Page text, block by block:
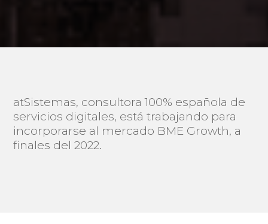
atSistemas, consultora 100% española de
servicios digitales, está trabajando para
incorporarse al mercado BME Growth, a
finales del 2022.